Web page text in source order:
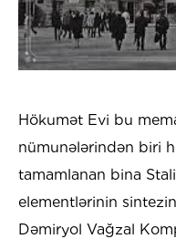
Hökumət Evi bu
nümunələrindən biri
tamamlanan bina
elementlərinin
Dəmiryol Vağzal